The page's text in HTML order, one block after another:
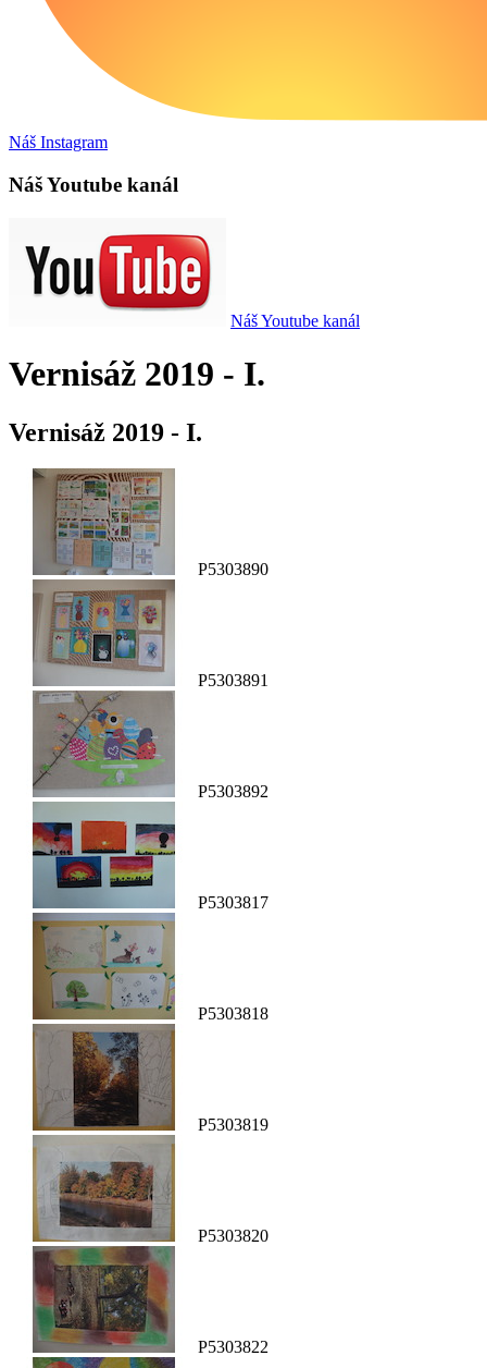
Náš Instagram
Náš Youtube kanál
Náš Youtube kanál
Vernisáž 2019 - I.
Vernisáž 2019 - I.
P5303890
P5303891
P5303892
P5303817
P5303818
P5303819
P5303820
P5303822